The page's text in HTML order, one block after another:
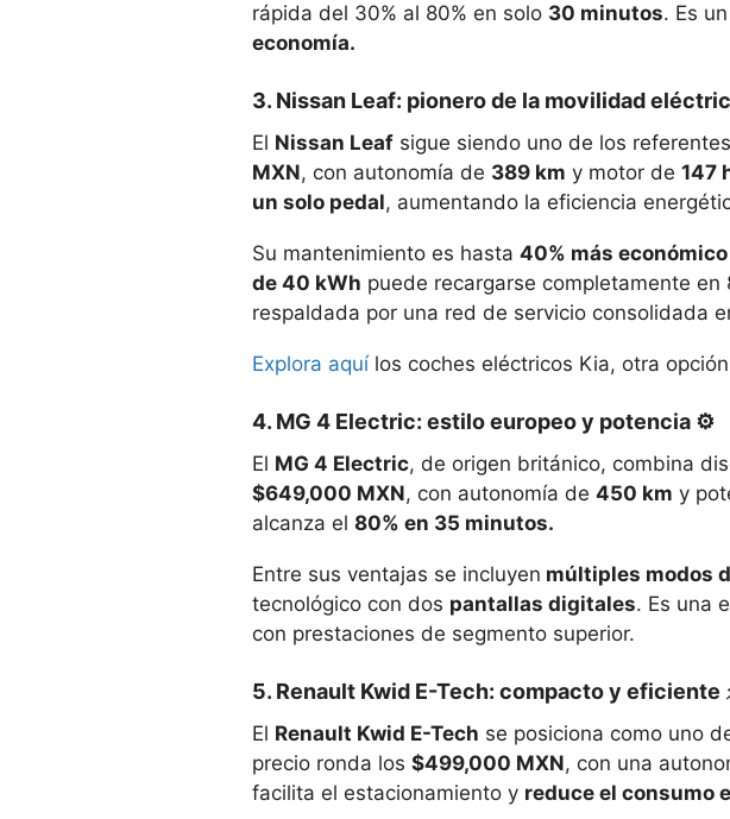
rápida del 30% al 80% en solo 30 minutos. Es
economía.
3. Nissan Leaf: pionero de la movilidad
El Nissan Leaf sigue siendo uno de los
MXN, con autonomía de 389 km y motor de 147
un solo pedal, aumentando la eficiencia
Su mantenimiento es hasta 40% más económico
de 40 kWh puede recargarse completamente en
respaldada por una red de servicio consolidada
Explora aquí los coches eléctricos Kia, otra
4. MG 4 Electric: estilo europeo y potencia ⚙️
El MG 4 Electric, de origen británico, combina
$649,000 MXN, con autonomía de 450 km y
alcanza el 80% en 35 minutos.
Entre sus ventajas se incluyen múltiples modos
tecnológico con dos pantallas digitales. Es una
con prestaciones de segmento superior.
5. Renault Kwid E-Tech: compacto y eficiente
El Renault Kwid E-Tech se posiciona como uno
precio ronda los $499,000 MXN, con una
facilita el estacionamiento y reduce el consumo